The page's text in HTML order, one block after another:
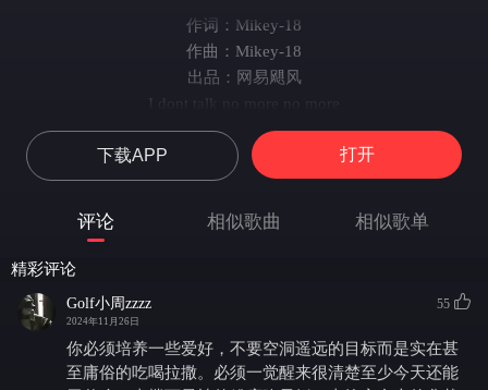
作词：Mikey-18
作曲：Mikey-18
出品：网易飓风
I dont talk no more no more
这又是一个无聊的周末
我一个人呆着没有收获
故事发生在上半年 秋末
我的脑袋 关于你 的不留存
见到我的第一件事就是催我拿出手机然后开始翻我的微信和手机相
你甚至来不及喝一口水 开始滔滔不绝问我怎么微信好友多了两个
下载APP 打开
评论 相似歌曲 相似歌单
精彩评论
Golf小周zzzz
2024年11月26日
55
你必须培养一些爱好，不要空洞遥远的目标而是实在甚
至庸俗的吃喝拉撒。必须一觉醒来很清楚至少今天还能